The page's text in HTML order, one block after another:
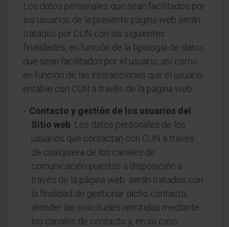
Los datos personales que sean facilitados por
los usuarios de la presente página web serán
tratados por CUN con las siguientes
finalidades, en función de la tipología de datos
que sean facilitados por el usuario, así como
en función de las interacciones que el usuario
entable con CUN a través de la página web.
Contacto y gestión de los usuarios del
Sitio web: Los datos personales de los
usuarios que contactan con CUN a través
de cualquiera de los canales de
comunicación puestos a disposición a
través de la página web serán tratados con
la finalidad de gestionar dicho contacto,
atender las solicitudes remitidas mediante
los canales de contacto y, en su caso,